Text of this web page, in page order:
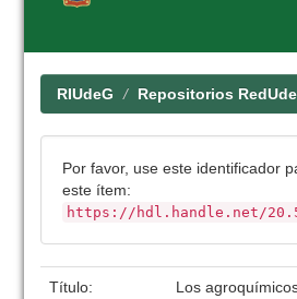
RIUdeG Repositorios
Por favor, use este identificador
este ítem:
https://hdl.handle.net/
Título:
Los